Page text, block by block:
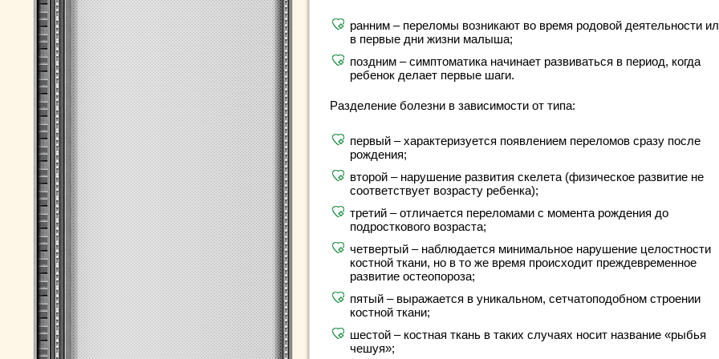
ранним – переломы возникают во время родовой деятельности
в первые дни жизни малыша;
поздним – симптоматика начинает развиваться в период, когда
ребенок делает первые шаги.
Разделение болезни в зависимости от типа:
первый – характеризуется появлением переломов сразу после
рождения;
второй – нарушение развития скелета (физическое развитие не
соответствует возрасту ребенка);
третий – отличается переломами с момента рождения до
подросткового возраста;
четвертый – наблюдается минимальное нарушение целостности
костной ткани, но в то же время происходит преждевременное
развитие остеопороза;
пятый – выражается в уникальном, сетчатоподобном строении
костной ткани;
шестой – костная ткань в таких случаях носит название «рыбья
чешуя»;